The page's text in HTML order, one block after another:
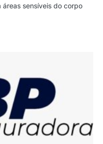
sensíveis do corpo